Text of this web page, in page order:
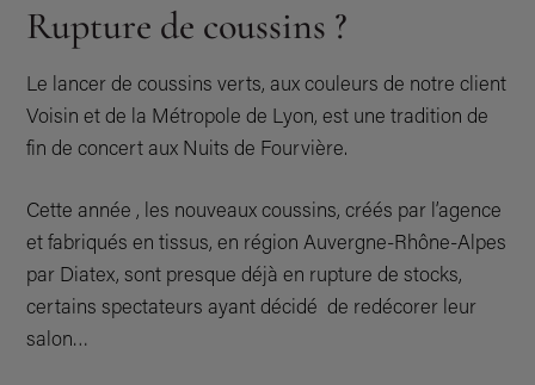
ENTREPRISE À MISSION
Rupture de coussins ?
Le lancer de coussins verts, aux couleurs de notre client
Voisin et de la Métropole de Lyon, est une tradition de
fin de concert aux Nuits de Fourvière.
Cette année , les nouveaux coussins, créés par l’agence
et fabriqués en tissus, en région Auvergne-Rhône-Alpes
par Diatex, sont presque déjà en rupture de stocks,
certains spectateurs ayant décidé de redécorer leur
salon…